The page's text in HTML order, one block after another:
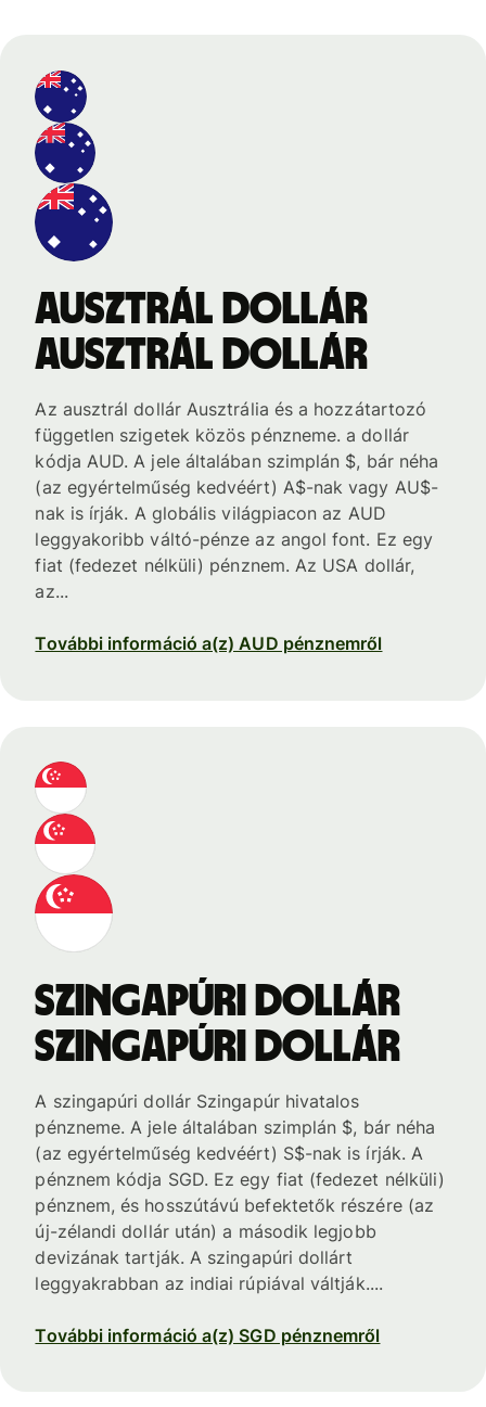
ausztrál dollár
ausztrál dollár
Az ausztrál dollár Ausztrália és a hozzátartozó
független szigetek közös pénzneme. a dollár
kódja AUD. A jele általában szimplán $, bár néha
(az egyértelműség kedvéért) A$-nak vagy AU$-
nak is írják. A globális világpiacon az AUD
leggyakoribb váltó-pénze az angol font. Ez egy
fiat (fedezet nélküli) pénznem. Az USA dollár,
az...
További információ a(z) AUD pénznemről
szingapúri dollár
szingapúri dollár
A szingapúri dollár Szingapúr hivatalos
pénzneme. A jele általában szimplán $, bár néha
(az egyértelműség kedvéért) S$-nak is írják. A
pénznem kódja SGD. Ez egy fiat (fedezet nélküli)
pénznem, és hosszútávú befektetők részére (az
új-zélandi dollár után) a második legjobb
devizának tartják. A szingapúri dollárt
leggyakrabban az indiai rúpiával váltják....
További információ a(z) SGD pénznemről